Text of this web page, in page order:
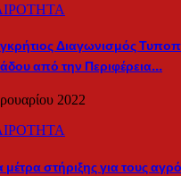
Διαγωνισμός
από την Περιφέρεια…
2022
στήριξης για τους